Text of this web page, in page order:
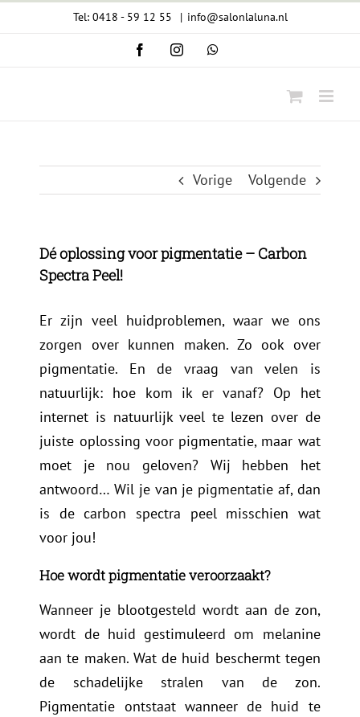
Tel: 0418 - 59 12 55 | info@salonlaluna.nl
FacebookInstagramWhatsApp
Vorige Volgende
Dé oplossing voor pigmentatie – Carbon
Spectra Peel!
Er zijn veel huidproblemen, waar we ons
zorgen over kunnen maken. Zo ook over
pigmentatie. En de vraag van velen is
natuurlijk: hoe kom ik er vanaf? Op het
internet is natuurlijk veel te lezen over de
juiste oplossing voor pigmentatie, maar wat
moet je nou geloven? Wij hebben het
antwoord… Wil je van je pigmentatie af, dan
is de carbon spectra peel misschien wat
voor jou!
Hoe wordt pigmentatie veroorzaakt?
Wanneer je blootgesteld wordt aan de zon,
wordt de huid gestimuleerd om melanine
aan te maken. Wat de huid beschermt tegen
de schadelijke stralen van de zon.
Pigmentatie ontstaat wanneer de huid te